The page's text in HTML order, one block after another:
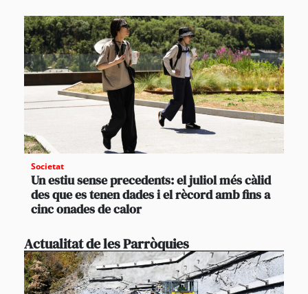
Societat
Un estiu sense precedents: el juliol més càlid
des que es tenen dades i el rècord amb fins a
cinc onades de calor
Actualitat de les Parròquies